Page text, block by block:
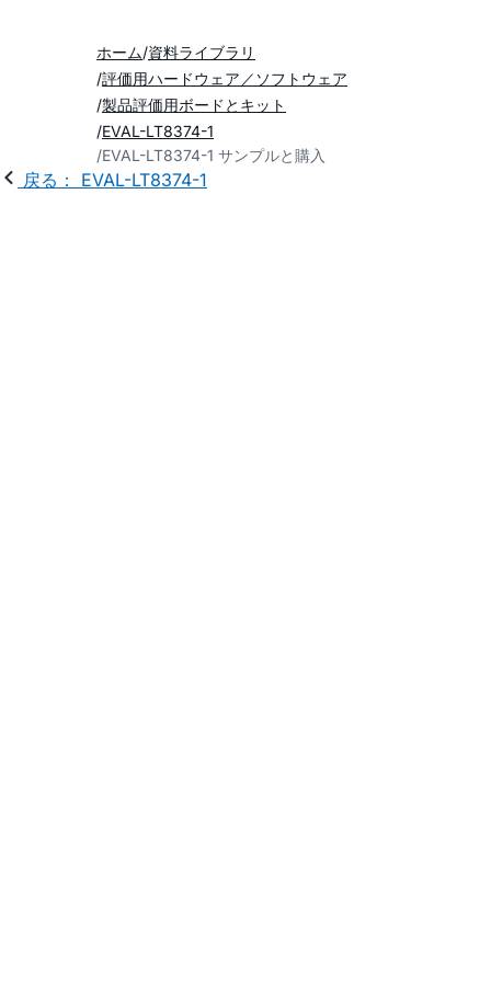
ホーム 資料ライブラリ
評価用ハードウェア／ソフトウェア
製品評価用ボードとキット
EVAL-LT8374-1
EVAL-LT8374-1 サンプルと購入
戻る： EVAL-LT8374-1